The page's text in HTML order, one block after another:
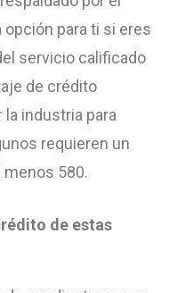
para ti si eres
servicio calificado
de crédito
industria para
requieren un
menos 580.
de estas